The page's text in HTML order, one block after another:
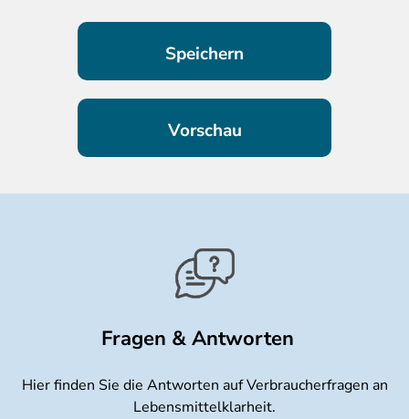
Fragen & Antworten
Hier finden Sie die Antworten auf Verbraucherfragen an
Lebensmittelklarheit.